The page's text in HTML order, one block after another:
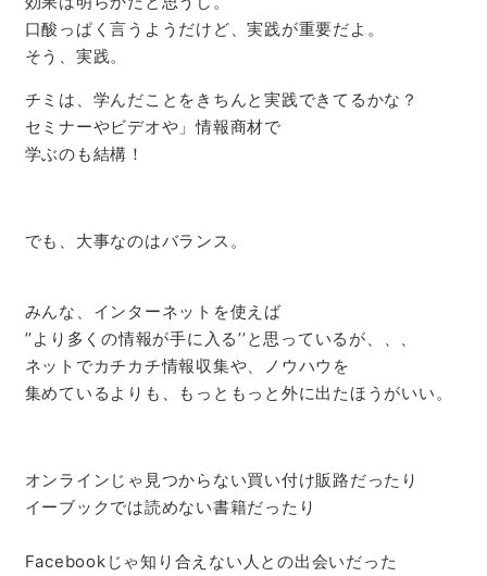
口酸っぱく言うようだけど、実践が重要だよ。
そう、実践。
チミは、学んだことをきちんと実践できてるかな？
セミナーやビデオや」情報商材で
学ぶのも結構！
でも、大事なのはバランス。
みんな、インターネットを使えば
’’より多くの情報が手に入る’’と思っているが、、、
ネットでカチカチ情報収集や、ノウハウを
集めているよりも、もっともっと外に出たほうがいい。
オンラインじゃ見つからない買い付け販路だったり
イーブックでは読めない書籍だったり
Facebookじゃ知り合えない人との出会いだった